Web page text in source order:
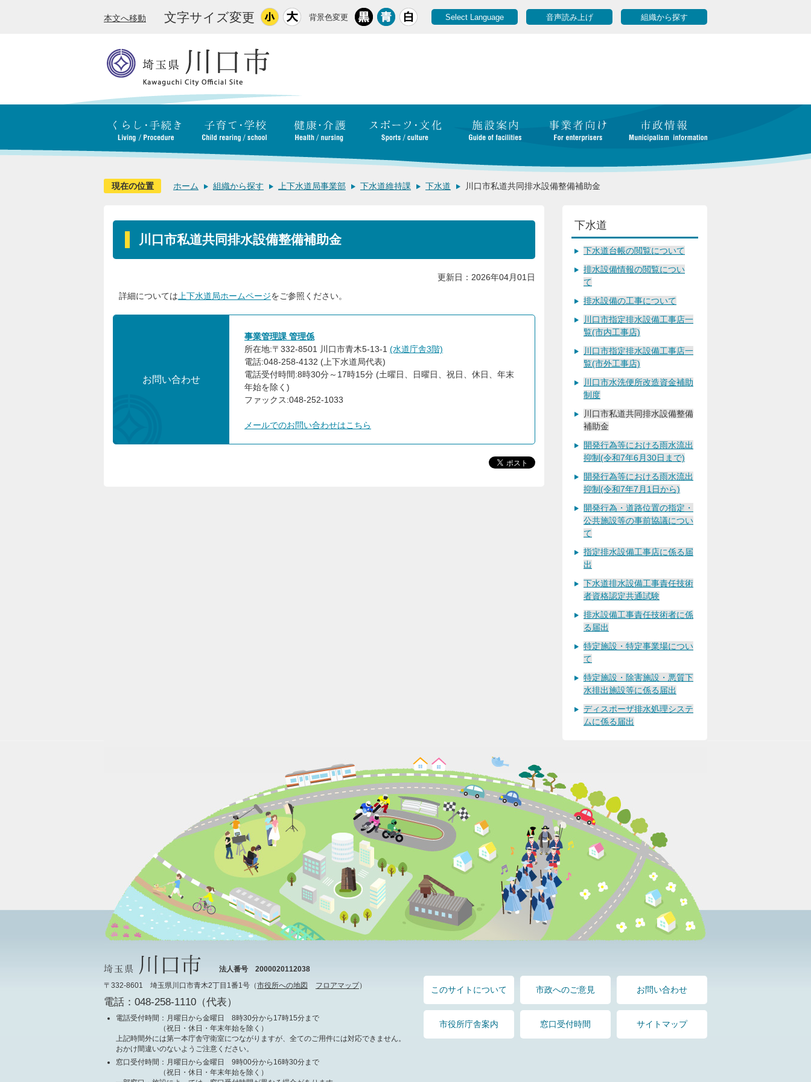
本文へ移動 文字サイズ変更 背景色変更 Select Language 音声読み上げ 組織から探す
現在の位置 ホーム 組織から探す 上下水道局事業部 下水道維持課 下水道 川口市私道共同排水設備整備補助金
川口市私道共同排水設備整備補助金
更新日：2026年04月01日
詳細については 上下水道局ホームページをご参照ください。
お問い合わせ
事業管理課 管理係
所在地:〒332-8501 川口市青木5-13-1 (水道庁舎3階)
電話:048-258-4132 (上下水道局代表)
電話受付時間:8時30分～17時15分 (土曜日、日曜日、祝日、休日、年末
年始を除く)
ファックス:048-252-1033​​​​​​​
メールでのお問い合わせはこちら
下水道
下水道台帳の閲覧について
排水設備情報の閲覧につい
て
排水設備の工事について
川口市指定排水設備工事店一
覧(市内工事店)
川口市指定排水設備工事店一
覧(市外工事店)
川口市水洗便所改造資金補助
制度
川口市私道共同排水設備整備
補助金
開発行為等における雨水流出
抑制(令和7年6月30日まで)
開発行為等における雨水流出
抑制(令和7年7月1日から)
開発行為・道路位置の指定・
公共施設等の事前協議につい
て
指定排水設備工事店に係る届
出
下水道排水設備工事責任技術
者資格認定共通試験
排水設備工事責任技術者に係
る届出
特定施設・特定事業場につい
て
特定施設・除害施設・悪質下
水排出施設等に係る届出
ディスポーザ排水処理システ
ムに係る届出
法人番号 2000020112038
〒332-8601 埼玉県川口市青木2丁目1番1号（市役所への地図 フロアマップ）
電話：048-258-1110（代表）
電話受付時間 ：月曜日から金曜日 8時30分から17時15分まで
（祝日・休日・年末年始を除く）
上記時間外には第一本庁舎守衛室につながりますが、全てのご用件には対応できません。
おかけ間違いのないようご注意ください。
窓口受付時間 ：月曜日から金曜日 9時00分から16時30分まで
（祝日・休日・年末年始を除く）
このサイトについて 市政へのご意見 お問い合わせ
市役所庁舎案内 窓口受付時間 サイトマップ